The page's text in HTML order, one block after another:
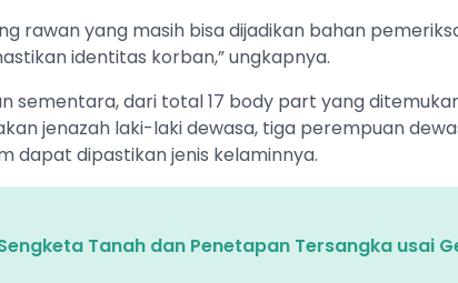
rawan yang masih bisa dijadikan bahan
identitas korban,” ungkapnya.
sementara, dari total 17 body part yang
jenazah laki-laki dewasa, tiga perempuan
dapat dipastikan jenis kelaminnya.
Tanah dan Penetapan Tersangka usai